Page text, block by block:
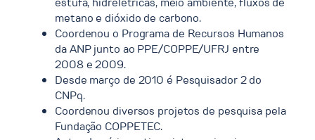
metano e dióxido de carbono.
Coordenou o Programa de Recursos Humanos
da ANP junto ao PPE/COPPE/UFRJ entre
2008 e 2009.
Desde março de 2010 é Pesquisador 2 do
CNPq.
Coordenou diversos projetos de pesquisa pela
Fundação COPPETEC.